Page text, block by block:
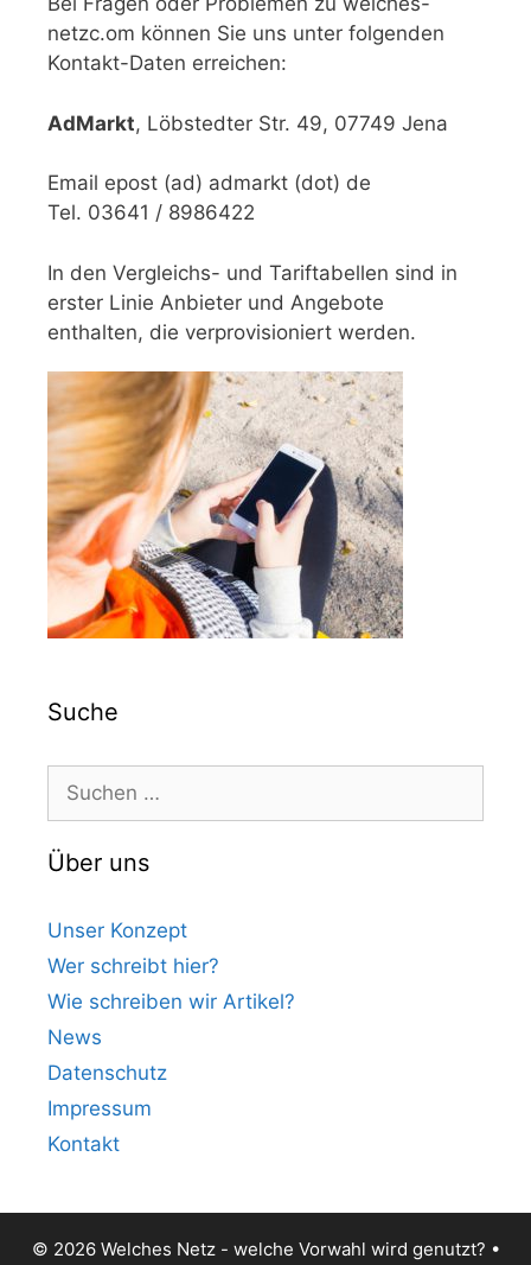
netzc.om können Sie uns unter folgenden
Kontakt-Daten erreichen:
AdMarkt, Löbstedter Str. 49, 07749 Jena
Email epost (ad) admarkt (dot) de
Tel. 03641 / 8986422
In den Vergleichs- und Tariftabellen sind in
erster Linie Anbieter und Angebote
enthalten, die verprovisioniert werden.
Suche
nach:
Über uns
Unser Konzept
Wer schreibt hier?
Wie schreiben wir Artikel?
News
Datenschutz
Impressum
Kontakt
© 2026 Welches Netz - welche Vorwahl wird genutzt? •